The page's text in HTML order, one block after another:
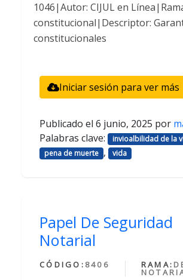
1046|Autor: CIJUL en
constitucional|Descriptor:
constitucionales
Iniciar sesión para ver más
Publicado el 6 junio, 2025 por
Palabras clave:
invioalbilidad de la
pena de muerte , vida
Papel De Seguridad
Notarial
CÓDIGO: 8406 RAMA: